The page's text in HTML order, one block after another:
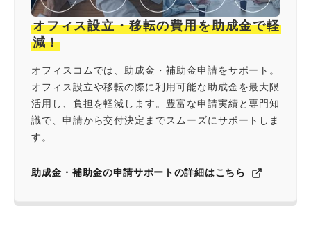
オフィス設立・移転の費用を助成金で軽
減！
オフィスコムでは、助成金・補助金申請をサポート。
オフィス設立や移転の際に利用可能な助成金を最大限
活用し、負担を軽減します。豊富な申請実績と専門知
識で、申請から交付決定までスムーズにサポートしま
す。
助成金・補助金の申請サポートの詳細はこちら
オフィスレイアウト、移転・納期
お気軽にご相談ください！
お問合せ・見積依頼をする